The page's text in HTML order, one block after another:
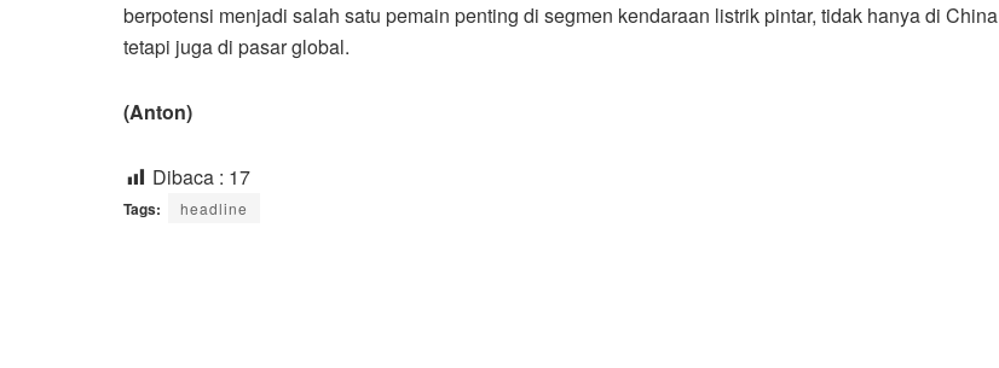
berpotensi menjadi salah satu pemain penting di segmen kendaraan listrik pintar, tidak hanya di China
tetapi juga di pasar global.
(Anton)
Dibaca : 17
Tags: headline